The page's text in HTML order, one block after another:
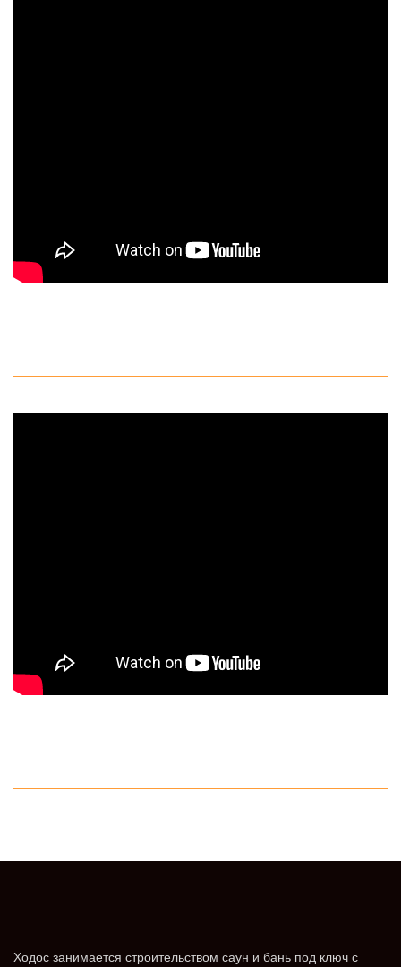
Ходос занимается строительством саун и бань под ключ с